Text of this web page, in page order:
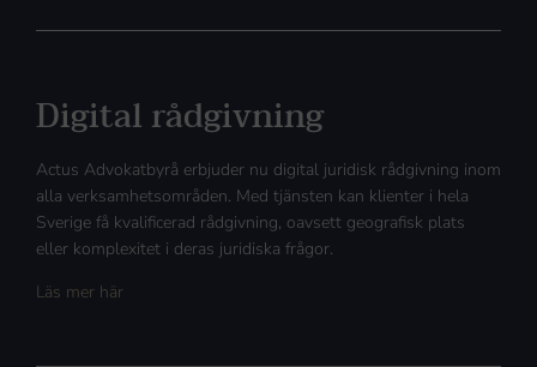
Digital rådgivning
Actus Advokatbyrå erbjuder nu digital juridisk rådgivning inom
alla verksamhetsområden. Med tjänsten kan klienter i hela
Sverige få kvalificerad rådgivning, oavsett geografisk plats
eller komplexitet i deras juridiska frågor.
Läs mer här